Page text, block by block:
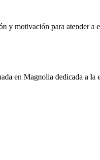
y motivación para atender
en Magnolia dedicada a